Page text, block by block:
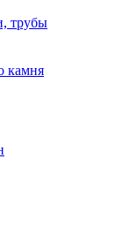
трубы
камня